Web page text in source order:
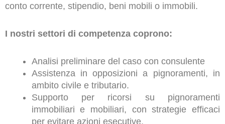
conto corrente, stipendio, beni mobili o immobili.
I nostri settori di competenza coprono:
Analisi preliminare del caso con consulente
Assistenza in opposizioni a pignoramenti, in
ambito civile e tributario.
Supporto per ricorsi su pignoramenti
immobiliari e mobiliari, con strategie efficaci
per evitare azioni esecutive.